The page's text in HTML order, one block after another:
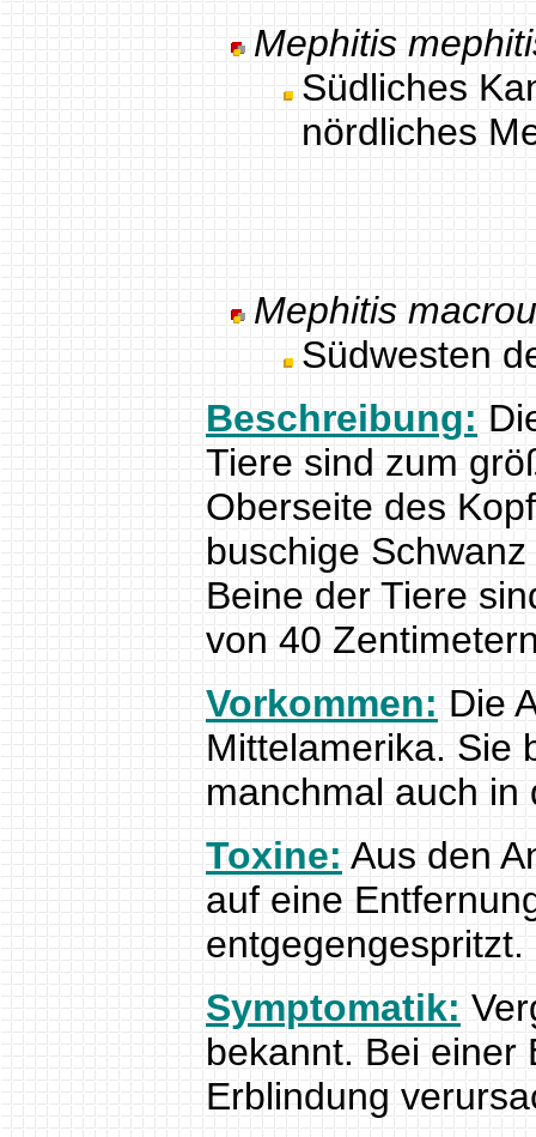
Mephitis
Südliches
nördliches
Mephitis
Südwesten
Beschreibung:
Tiere sind zum
Oberseite des
buschige
Beine der Tiere
von 40
Vorkommen: Die
Mittelamerika. Sie
manchmal auch in
Toxine: Aus den
auf eine
entgegengespritzt.
Symptomatik:
bekannt. Bei einer
Erblindung